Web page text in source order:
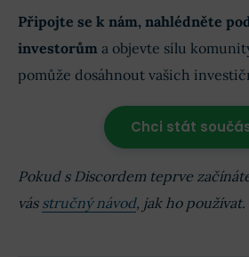
Připojte se k nám, nahlédněte
investorům a objevte sílu
pomůže dosáhnout vašich
Chci stát
Pokud s Discordem teprve
vás stručný návod, jak ho používat.